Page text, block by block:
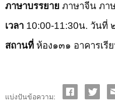
ภาษาบรรยาย ภาษาจีน ภา
เวลา 10:00-11:30น. วันที่
สถานที่ ห้อง๑๓๑ อาคารเรี
แบ่งปันข้อความ: